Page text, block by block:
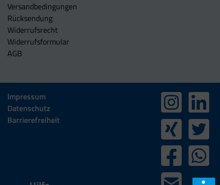
Versandbedingungen
Rücksendung
Widerrufsrecht
Widerrufsformular
AGB
Impressum
Datenschutz
Barrierefreiheit